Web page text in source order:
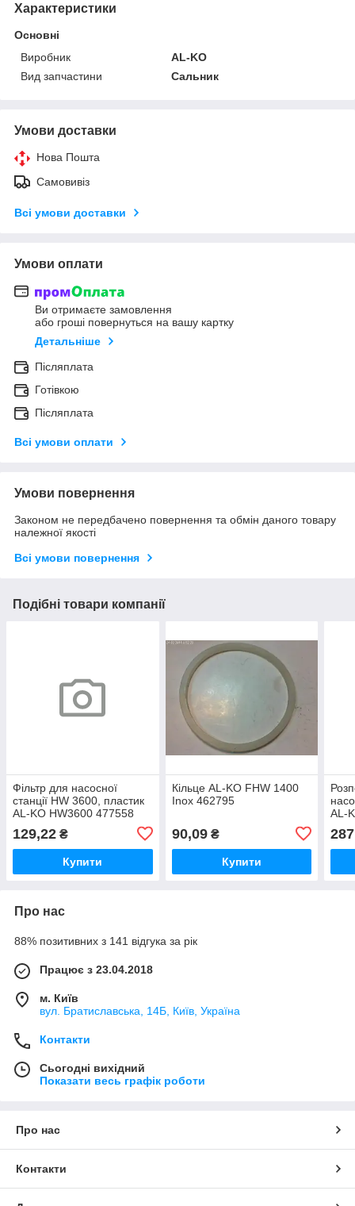
Характеристики
Основні
Виробник
AL-KO
Вид запчастини
Сальник
Умови доставки
Нова Пошта
Самовивіз
Всі умови доставки
Умови оплати
Ви отримаєте замовлення
або гроші повернуться на вашу картку
Детальніше
Післяплата
Готівкою
Післяплата
Всі умови оплати
Умови повернення
Законом не передбачено повернення та обмін даного товару
належної якості
Всі умови повернення
Подібні товари компанії
Фільтр для насосної
станції HW 3600, пластик
AL-KO HW3600 477558
129,22 ₴
Купити
Кільце AL-KO FHW 1400
Inox 462795
90,09₴
Купити
AL-
Про нас
88% позитивних з 141 відгука за рік
Працює з 23.04.2018
м. Київ
вул. Братиславська, 14Б, Київ, Україна
Контакти
Сьогодні вихідний
Показати весь графік роботи
Про нас
Контакти